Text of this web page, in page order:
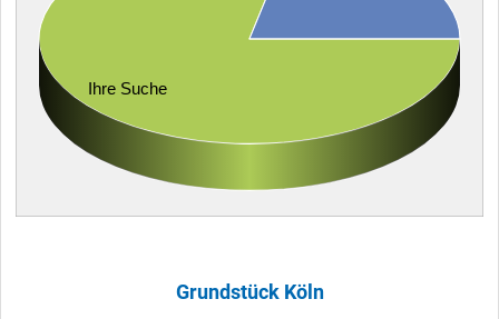
Ihre Suche
Grundstück Köln